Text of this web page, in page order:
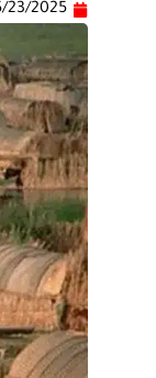
23/2025